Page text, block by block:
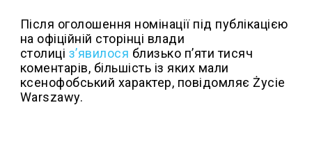
Після оголошення номінації під публікацією
на офіційній сторінці влади
столиці з’явилося близько п’яти тисяч
коментарів, більшість із яких мали
ксенофобський характер, повідомляє Życie
Warszawy.